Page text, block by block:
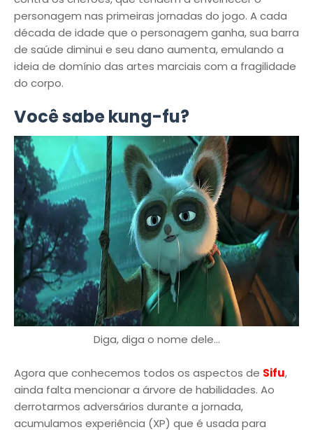
personagem nas primeiras jornadas do jogo. A cada
década de idade que o personagem ganha, sua barra
de saúde diminui e seu dano aumenta, emulando a
ideia de domínio das artes marciais com a fragilidade
do corpo.
Você sabe kung-fu?
Diga, diga o nome dele...
Agora que conhecemos todos os aspectos de Sifu,
ainda falta mencionar a árvore de habilidades. Ao
derrotarmos adversários durante a jornada,
acumulamos experiência (XP) que é usada para